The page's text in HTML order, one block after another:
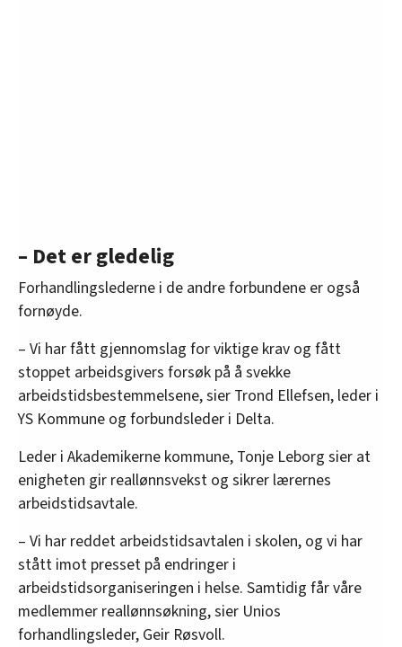
– Det er gledelig
Forhandlingslederne i de andre forbundene er også
fornøyde.
– Vi har fått gjennomslag for viktige krav og fått
stoppet arbeidsgivers forsøk på å svekke
arbeidstidsbestemmelsene, sier Trond Ellefsen, leder i
YS Kommune og forbundsleder i Delta.
Leder i Akademikerne kommune, Tonje Leborg sier at
enigheten gir reallønnsvekst og sikrer lærernes
arbeidstidsavtale.
– Vi har reddet arbeidstidsavtalen i skolen, og vi har
stått imot presset på endringer i
arbeidstidsorganiseringen i helse. Samtidig får våre
medlemmer reallønnsøkning, sier Unios
forhandlingsleder, Geir Røsvoll.